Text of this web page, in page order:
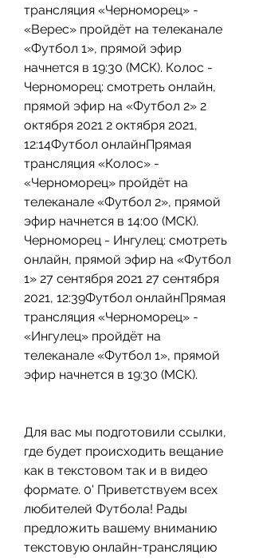
трансляция «Черноморец» -
«Верес» пройдёт на телеканале
«Футбол 1», прямой эфир
начнется в 19:30 (МСК). Колос -
Черноморец: смотреть онлайн,
прямой эфир на «Футбол 2» 2
октября 2021 2 октября 2021,
12:14Футбол онлайнПрямая
трансляция «Колос» -
«Черноморец» пройдёт на
телеканале «Футбол 2», прямой
эфир начнется в 14:00 (МСК).
Черноморец - Ингулец: смотреть
онлайн, прямой эфир на «Футбол
1» 27 сентября 2021 27 сентября
2021, 12:39Футбол онлайнПрямая
трансляция «Черноморец» -
«Ингулец» пройдёт на
телеканале «Футбол 1», прямой
эфир начнется в 19:30 (МСК).
Для вас мы подготовили ссылки,
где будет происходить вещание
как в текстовом так и в видео
формате. 0' Приветствуем всех
любителей Футбола! Рады
предложить вашему вниманию
текстовую онлайн-трансляцию